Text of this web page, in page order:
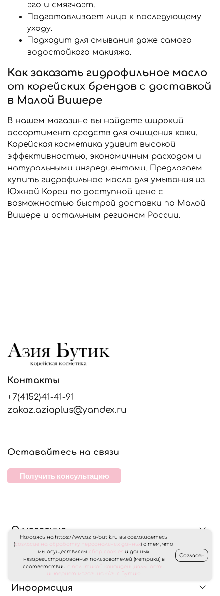
его и смягчает.
Подготавливает лицо к последующему
уходу.
Подходит для смывания даже самого
водостойкого макияжа.
Как заказать гидрофильное масло
от корейских брендов с доставкой
в Малой Вишере
В нашем магазине вы найдете широкий
ассортимент средств для очищения кожи.
Корейская косметика удивит высокой
эффективностью, экономичным расходом и
натуральными ингредиентами. Предлагаем
купить гидрофильное масло для умывания из
Южной Кореи по доступной цене с
возможностью быстрой доставки по Малой
Вишере и остальным регионам России.
О магазине
Клиентам
Информация
Контакты
+7(4152)41-41-91
zakaz.aziaplus@yandex.ru
Оставайтесь на связи
Получить консультацию
Находясь на https://www.azia-butik.ru вы соглашаетесь
(согласие на обработку персональных данных) с тем, что
мы осуществляем сбор cookies и данных
незарегистрированных пользователей (метрики) в
соответствии с политикой конфиденциальности
интернет магазина «Азия Бутик»
Согласен